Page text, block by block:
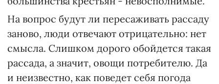
На вопрос будут ли пересаживать рассаду
заново, люди отвечают отрицательно: нет
смысла. Слишком дорого обойдется такая
рассада, а значит, овощи потребителю. Да
и неизвестно, как поведет себя погода